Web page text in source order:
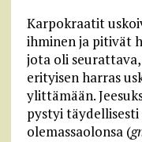
Karpokraatit
ihminen ja pitivät
jota oli
erityisen harras
ylittämään.
pystyi
olemassaolonsa (